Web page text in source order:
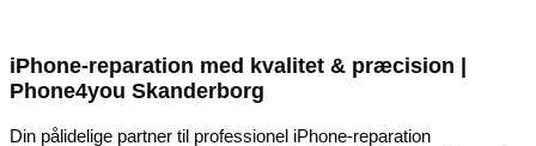
iPhone-reparation med kvalitet & præcision |
Phone4you Skanderborg
Din pålidelige partner til professionel iPhone-reparation